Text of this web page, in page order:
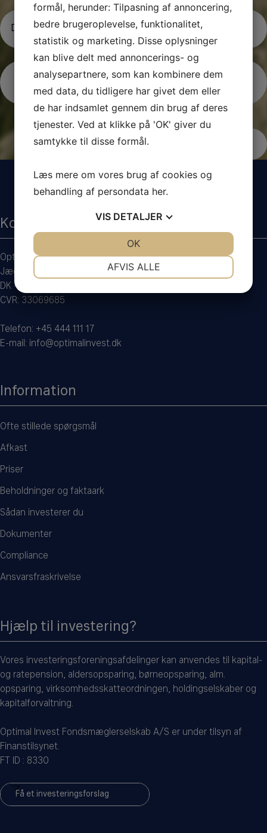
(P
kr
æ
et
E
-
m
l
Jeg er ikke en robot
Kontakt os
Optimal Invest Fondsmæglerselskab A/S
Jægersborg Alle 1A
DK - 2920 Charlottenlund
CVR: 33069685
Telefon: +45 444 111 17
E-mail: info@optimalinvest.dk
Information
Ofte stillede spørgsmål
Afkast
Priser
Beholdninger og faktaark
Sådan investerer du
Dokumenter
Compliance
Ansvarsfraskrivelse
Hjælp til investering?
Vores investeringsforeningsafdelinger kan anvendes til kapital-
og ratepension, aldersopsparing, børneopsparing, alm.
opsparing, virksomhedsskatteordningen, holdingselskaber og
kapitalforvaltning.
Optimal Invest Fondsmæglerselskab A/S er under tilsyn af
Finanstilsynet.
FT ID : 8330
Få et investeringsforslag
formål, herunder: Tilpasning af annoncering,
bedre brugeroplevelse, funktionalitet,
statistik og marketing. Disse oplysninger
kan blive delt med annoncerings- og
analysepartnere, som kan kombinere dem
med data, du tidligere har givet dem eller
de har indsamlet gennem din brug af deres
tjenester. Ved at klikke på 'OK' giver du
samtykke til disse formål.
Læs mere om vores brug af cookies og
behandling af persondata her.
VIS DETALJER
AFVIS ALLE
OK